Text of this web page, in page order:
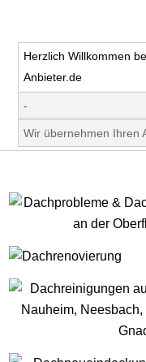
Herzlich Willkommen
Anbieter.de
-
Wir übernehmen Ihren